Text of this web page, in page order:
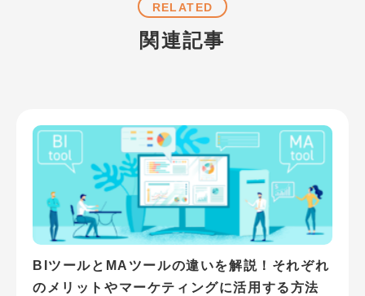
RELATED
関連記事
BIツールとMAツールの違いを解説！それぞれ
のメリットやマーケティングに活用する方法